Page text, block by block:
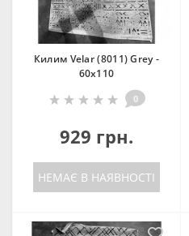
Килим Velar (8011) Grey -
60х110
0
929 грн.
НЕМАЄ В НАЯВНОСТІ